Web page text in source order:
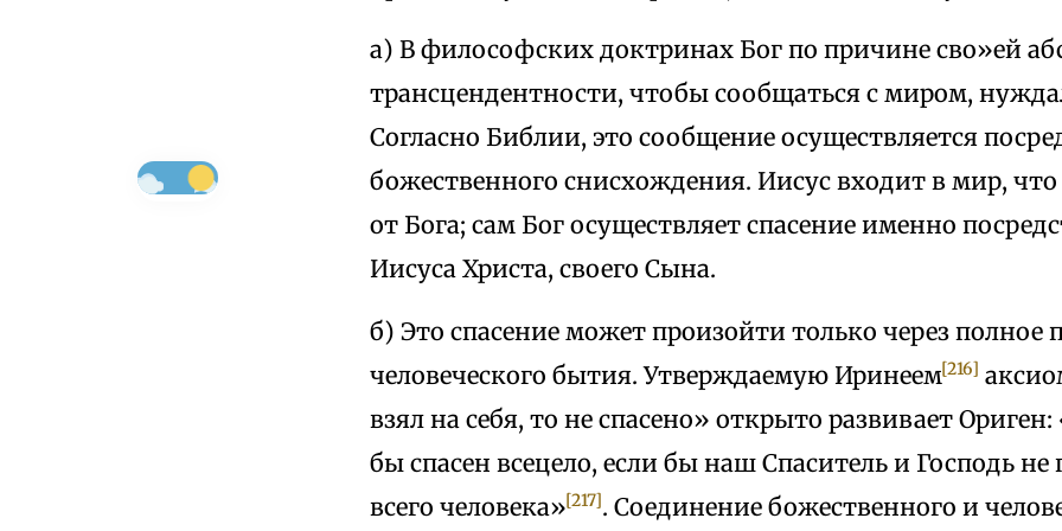
а) В философских доктринах Бог по причине сво»ей
трансцендентности, чтобы сообщаться с миром,
Согласно Библии, это сообщение осуществляется
божественного снисхождения. Иисус входит в мир,
от Бога; сам Бог осуществляет спасение именно
Иисуса Христа, своего Сына.
б) Это спасение может произойти только через полное
человеческого бытия. Утверждаемую Иринеем[216]
взял на себя, то не спасено» открыто развивает
бы спасен всецело, если бы наш Спаситель и Господь не
всего человека»[217]. Соединение божественного и